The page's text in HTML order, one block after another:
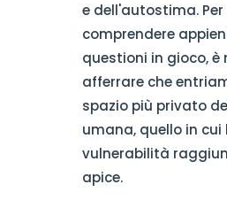
e dell'autostima. Per
comprendere
questioni in gioco, è
afferrare che
spazio più privato
umana, quello in cui
vulnerabilità
apice.